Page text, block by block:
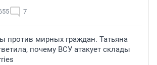
7
против мирных граждан. Татьяна
почему ВСУ атакует склады